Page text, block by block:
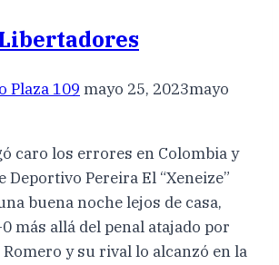
Plaza 109 mayo 25, 2023mayo
caro los errores en Colombia y
Deportivo Pereira El “Xeneize”
buena noche lejos de casa,
más allá del penal atajado por
y su rival lo alcanzó en la